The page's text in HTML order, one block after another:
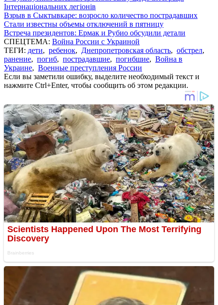
Інтернаціональних легіонів
Взрыв в Сыктывкаре: возросло количество пострадавших
Стали известны объемы отключений в пятницу
Встреча президентов: Ермак и Рубио обсудили детали
СПЕЦТЕМА: Война России с Украиной
ТЕГИ: дети, ребенок, Днепропетровская область, обстрел,
ранение, погиб, пострадавшие, погибшие, Война в
Украине, Военные преступления России
Если вы заметили ошибку, выделите необходимый текст и
нажмите Ctrl+Enter, чтобы сообщить об этом редакции.